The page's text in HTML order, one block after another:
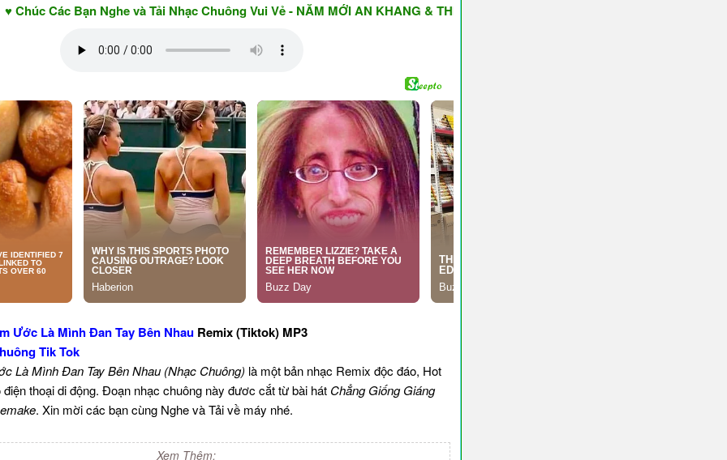
Bạn Nghe và Tải Nhạc Chuông Vui Vẻ - NĂM MỚI AN KHANG & THỊNH VƯỢNG ♥ Have A Nice Day ♥
Ước Là Mình Đan Tay Bên Nhau Remix (Tiktok) MP3
Tik Tok
Là Mình Đan Tay Bên Nhau (Nhạc Chuông) là một bản nhạc Remix độc đáo, Hot
thoại di động. Đoạn nhạc chuông này đươc cắt từ bài hát Chẳng Giống Giáng
. Xin mời các bạn cùng Nghe và Tải về máy nhé.
Xem Thêm: